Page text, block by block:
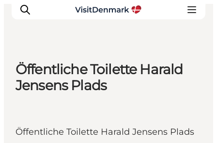
Inspiration
Reiseplanung
Öffentliche Toilette Harald
Jensens Plads
Öffentliche Toilette Harald Jensens Plads